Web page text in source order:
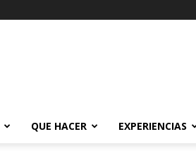
QUE HACER EXPERIENCIAS